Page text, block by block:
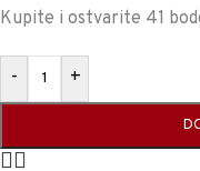
Kupite i ostvarite 41
- +